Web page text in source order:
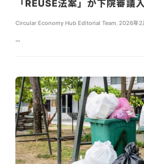
「REUSE法案」が下院審議
Circular Economy Hub Editorial Team 2026年2
...